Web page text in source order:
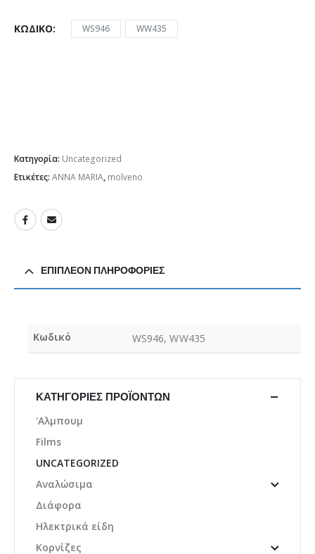
ΚΩΔΙΚΌ WS946 WW435
Κατηγορία: Uncategorized
Ετικέτες: ANNA MARIA, molveno
ΕΠΙΠΛΈΟΝ ΠΛΗΡΟΦΟΡΊΕΣ
Κωδικό WS946, WW435
ΚΑΤΗΓΟΡΊΕΣ ΠΡΟΪΌΝΤΩΝ
'Αλμπουμ
Films
UNCATEGORIZED
Αναλώσιμα
Διάφορα
Ηλεκτρικά είδη
Κορνίζες